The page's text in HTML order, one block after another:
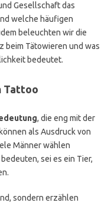
Gesellschaft das
welche häufigen
beleuchten wir die
beim Tätowieren und was
bedeutet.
Tattoo
, die eng mit der
als Ausdruck von
Männer wählen
sei es ein Tier,
sondern erzählen